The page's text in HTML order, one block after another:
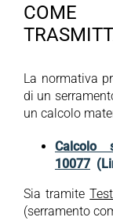
La normativa
di un
un calcolo
Calcolo
10077
Sia tramite
(serramento